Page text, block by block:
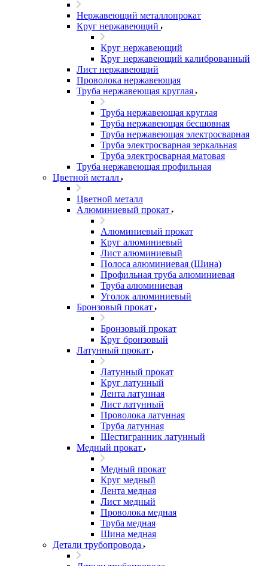
Нержавеющий металлопрокат
Круг нержавеющий
Круг нержавеющий
Круг нержавеющий калиброванный
Лист нержавеющий
Проволока нержавеющая
Труба нержавеющая круглая
Труба нержавеющая круглая
Труба нержавеющая бесшовная
Труба нержавеющая электросварная
Труба электросварная зеркальная
Труба электросварная матовая
Труба нержавеющая профильная
Цветной металл
Цветной металл
Алюминиевый прокат
Алюминиевый прокат
Круг алюминиевый
Лист алюминиевый
Полоса алюминиевая (Шина)
Профильная труба алюминиевая
Труба алюминиевая
Уголок алюминиевый
Бронзовый прокат
Бронзовый прокат
Круг бронзовый
Латунный прокат
Латунный прокат
Круг латунный
Лента латунная
Лист латунный
Проволока латунная
Труба латунная
Шестигранник латунный
Медный прокат
Медный прокат
Круг медный
Лента медная
Лист медный
Проволока медная
Труба медная
Шина медная
Детали трубопровода